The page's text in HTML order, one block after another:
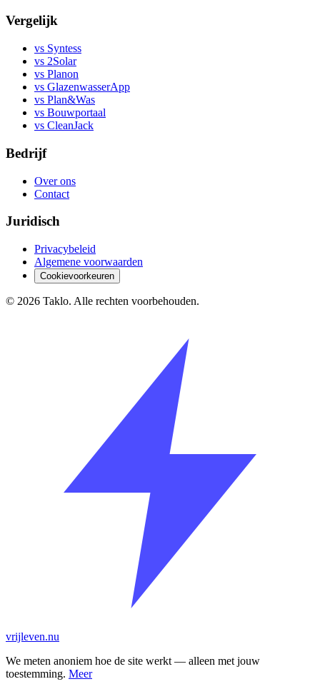
Vergelijk
vs Syntess
vs 2Solar
vs Planon
vs GlazenwasserApp
vs Plan&Was
vs Bouwportaal
vs CleanJack
Bedrijf
Over ons
Contact
Juridisch
Privacybeleid
Algemene voorwaarden
Cookievoorkeuren
© 2026 Taklo. Alle rechten voorbehouden.
vrijleven.nu
We meten anoniem hoe de site werkt — alleen met jouw
toestemming. Meer